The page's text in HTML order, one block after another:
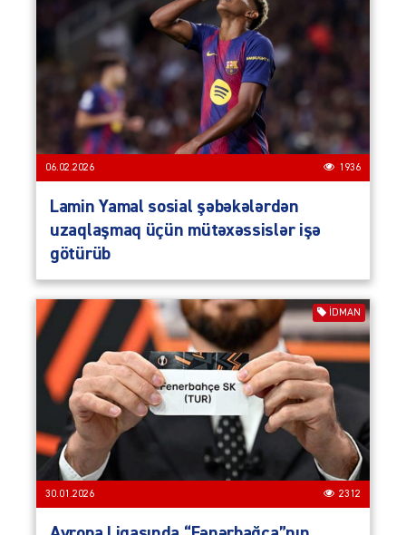
06.02.2026 1936
Lamin Yamal sosial şəbəkələrdən
uzaqlaşmaq üçün mütəxəssislər işə
götürüb
İDMAN
30.01.2026 2312